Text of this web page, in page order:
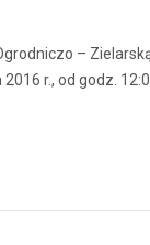
–
r., od godz.